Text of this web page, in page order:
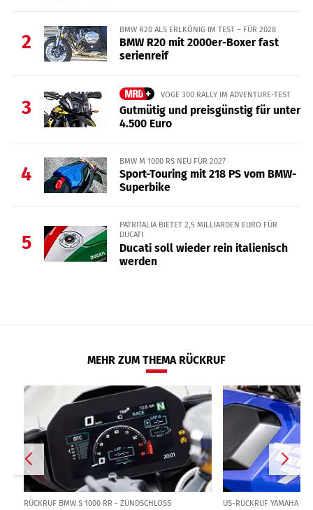
2
BMW R20 ALS ERLKÖNIG IM TEST – FÜR 2028
BMW R20 mit 2000er-Boxer fast
serienreif
3
VOGE 300 RALLY IM ADVENTURE-TEST
Gutmütig und preisgünstig für unter
4.500 Euro
4
BMW M 1000 RS NEU FÜR 2027
Sport-Touring mit 218 PS vom BMW-
Superbike
5
PATRITALIA BIETET 2,5 MILLIARDEN EURO FÜR
DUCATI
Ducati soll wieder rein italienisch
werden
MEHR ZUM THEMA RÜCKRUF
RÜCKRUF BMW S 1000 RR - ZÜNDSCHLOSS US-RÜCKRUF YAMAHA